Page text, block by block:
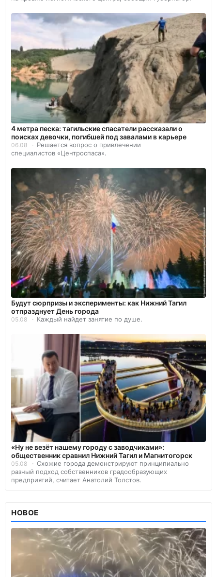
4 метра песка: тагильские спасатели рассказали о
поисках девочки, погибшей под завалами в карьере
06.08
Решается вопрос о привлечении
специалистов «Центроспаса».
Будут сюрпризы и эксперименты: как Нижний Тагил
отпразднует День города
05.08 Каждый найдет занятие по душе.
«Ну не везёт нашему городу с заводчиками»:
общественник сравнил Нижний Тагил и Магнитогорск
05.08
Схожие города демонстрируют принципиально
разный подход собственников градообразующих
предприятий, считает Анатолий Толстов.
НОВОЕ